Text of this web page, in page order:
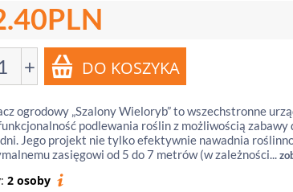
PLN
+
ogrodowy „Szalony Wieloryb” to wszechstronne
podlewania roślin z możliwością zabawy
Jego projekt nie tylko efektywnie nawadnia
zasięgowi od 5 do 7 metrów (w zależności...
2 osoby